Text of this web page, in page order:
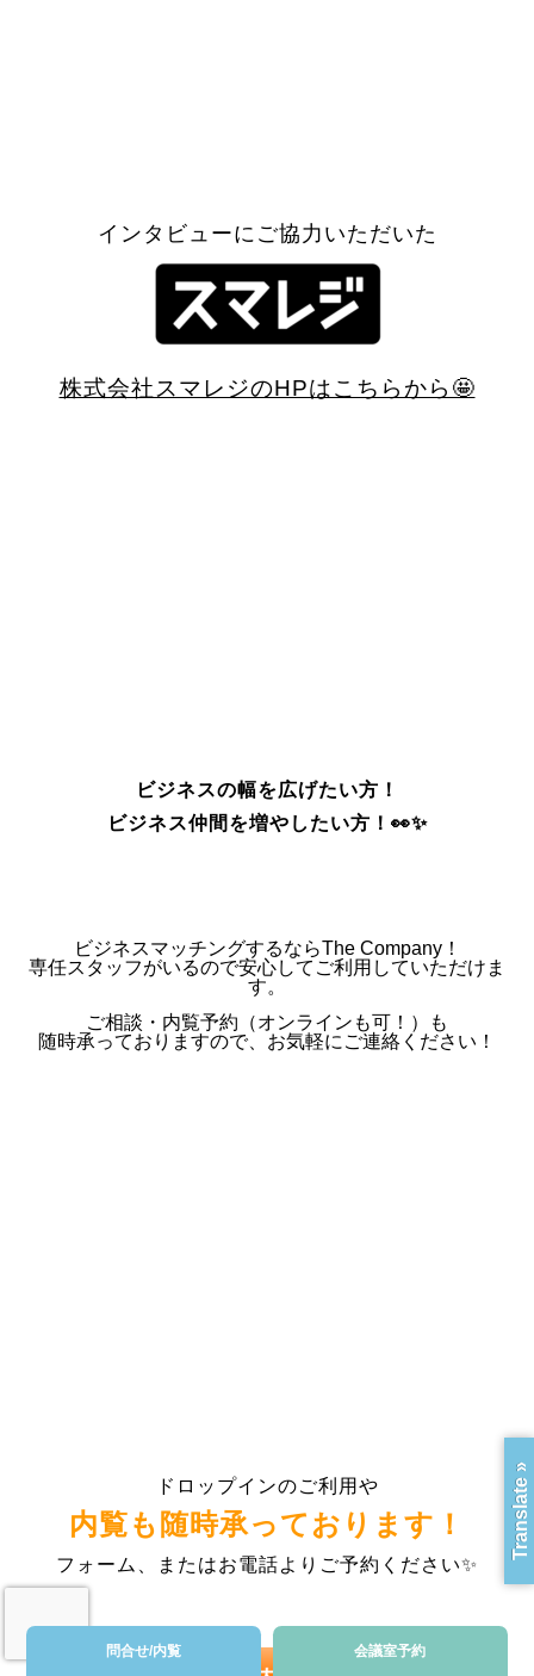
インタビューにご協力いただいた
株式会社スマレジのHPはこちらから🤩
ビジネスの幅を広げたい方！
ビジネス仲間を増やしたい方！👀✨
ビジネスマッチングするならThe Company！
専任スタッフがいるので安心してご利用していただけま
す。
ご相談・内覧予約（オンラインも可！）も
随時承っておりますので、お気軽にご連絡ください！
ドロップインのご利用や
内覧も随時承っております！
フォーム、またはお電話よりご予約ください✨
問合せ/内覧 会議室予約
Translate »